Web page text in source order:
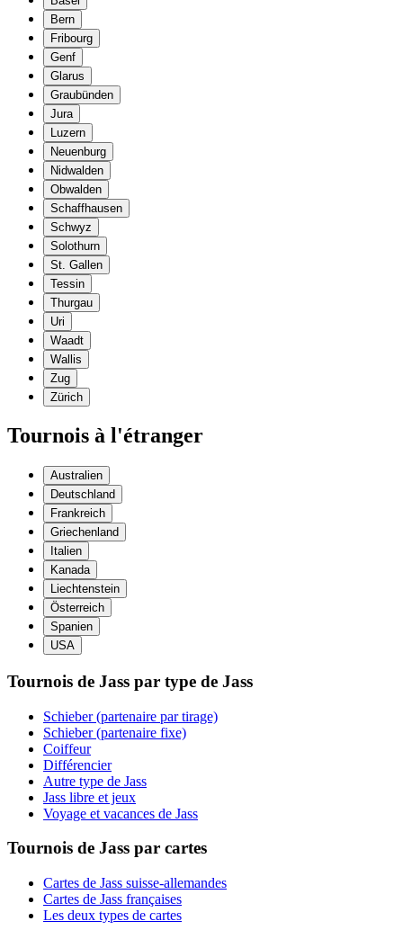
Bern
Fribourg
Genf
Glarus
Graubünden
Jura
Luzern
Neuenburg
Nidwalden
Obwalden
Schaffhausen
Schwyz
Solothurn
St. Gallen
Tessin
Thurgau
Uri
Waadt
Wallis
Zug
Zürich
Tournois à l'étranger
Australien
Deutschland
Frankreich
Griechenland
Italien
Kanada
Liechtenstein
Österreich
Spanien
USA
Tournois de Jass par type de Jass
Schieber (partenaire par tirage)
Schieber (partenaire fixe)
Coiffeur
Différencier
Autre type de Jass
Jass libre et jeux
Voyage et vacances de Jass
Tournois de Jass par cartes
Cartes de Jass suisse-allemandes
Cartes de Jass françaises
Les deux types de cartes